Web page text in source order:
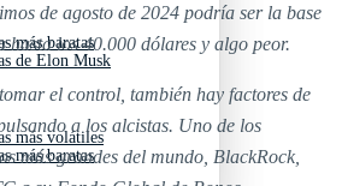
más baratas
más volátiles
de Elon Musk
más baratas
de agosto de 2024 podría ser la base
los 40.000 dólares y algo peor.
el control, también hay factores de
a los alcistas. Uno de los
más grandes del mundo, BlackRock,